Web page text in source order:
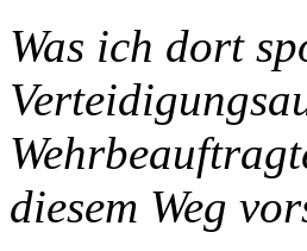
Was ich dort
diesem Weg